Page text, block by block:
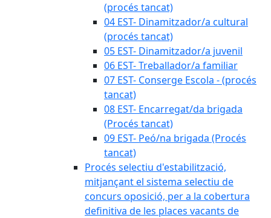
(procés tancat)
04 EST- Dinamitzador/a cultural
(procés tancat)
05 EST- Dinamitzador/a juvenil
06 EST- Treballador/a familiar
07 EST- Conserge Escola - (procés
tancat)
08 EST- Encarregat/da brigada
(Procés tancat)
09 EST- Peó/na brigada (Procés
tancat)
Procés selectiu d'estabilització,
mitjançant el sistema selectiu de
concurs oposició, per a la cobertura
definitiva de les places vacants de